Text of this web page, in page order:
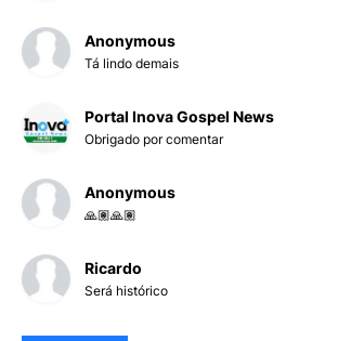
Anonymous
Tá lindo demais
Portal Inova Gospel News
Obrigado por comentar
Anonymous
🙏🏽🙏🏽
Ricardo
Será histórico